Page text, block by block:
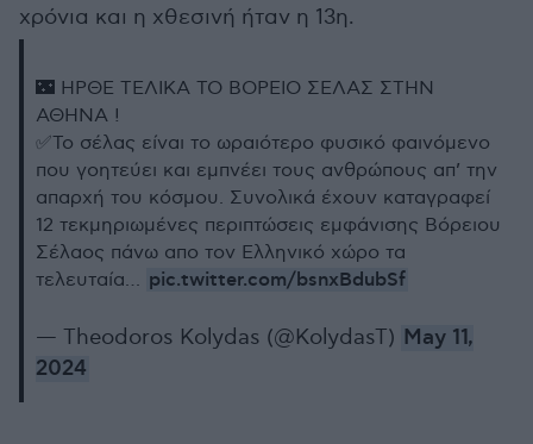
χρόνια και η χθεσινή ήταν η 13η.
🌃 ΗΡΘΕ ΤΕΛΙΚΑ ΤΟ ΒΟΡΕΙΟ ΣΕΛΑΣ ΣΤΗΝ
ΑΘΗΝΑ !
✅Το σέλας είναι το ωραιότερο φυσικό φαινόμενο
που γοητεύει και εμπνέει τους ανθρώπους απ’ την
απαρχή του κόσμου. Συνολικά έχουν καταγραφεί
12 τεκμηριωμένες περιπτώσεις εμφάνισης Βόρειου
Σέλαος πάνω απο τον Ελληνικό χώρο τα
τελευταία… pic.twitter.com/bsnxBdubSf
— Theodoros Kolydas (@KolydasT) May 11,
2024